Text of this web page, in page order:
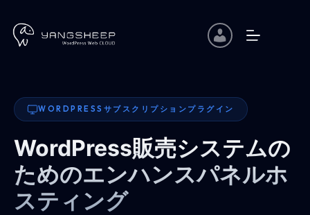
WORDPRESSサブスクリプションプラグイン
WordPress販売システムの
ためのエンハンスパネルホ
スティング